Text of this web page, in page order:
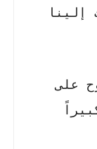
إلينا
على